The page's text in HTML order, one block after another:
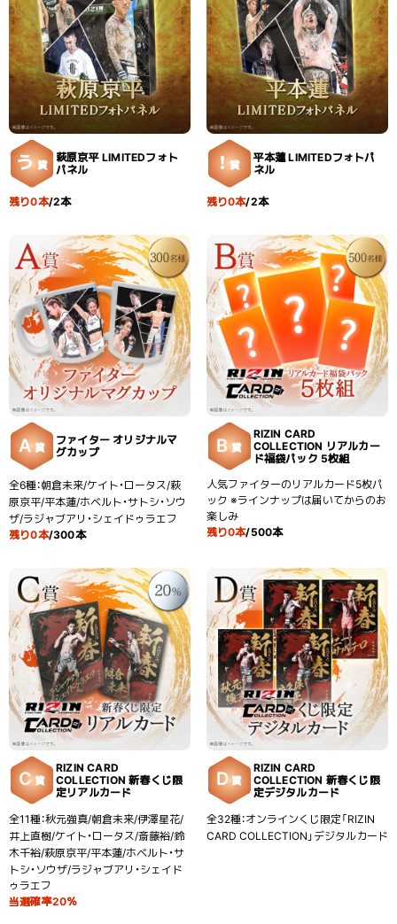
う 賞
萩原京平 LIMITEDフォト
パネル
残り0本/2本
！ 賞
平本蓮 LIMITEDフォトパ
ネル
残り0本/2本
A 賞
ファイター オリジナルマ
グカップ
全6種：朝倉未来/ケイト・ロータス/萩
原京平/平本蓮/ホベルト・サトシ・ソウ
ザ/ラジャブアリ・シェイドゥラエフ
残り0本/300本
B 賞
RIZIN CARD
COLLECTION リアルカー
ド福袋パック 5枚組
人気ファイターのリアルカード5枚パ
ック ※ラインナップは届いてからのお
楽しみ
残り0本/500本
C 賞
RIZIN CARD
COLLECTION 新春くじ限
定リアルカード
全11種：秋元強真/朝倉未来/伊澤星花/
井上直樹/ケイト・ロータス/斎藤裕/鈴
木千裕/萩原京平/平本蓮/ホベルト・サ
トシ・ソウザ/ラジャブアリ・シェイド
ゥラエフ
当選確率20％
D 賞
RIZIN CARD
COLLECTION 新春くじ限
定デジタルカード
全32種：オンラインくじ限定「RIZIN
CARD COLLECTION」デジタルカード